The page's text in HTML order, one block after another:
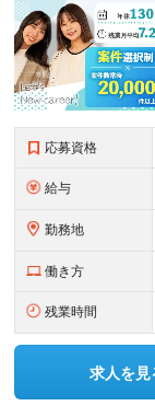
応募資格
給与
勤務地
働き方
残業時間
求人を見